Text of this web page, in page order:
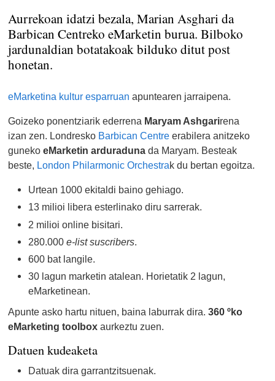
Aurrekoan idatzi bezala, Marian Asghari da
Barbican Centreko eMarketin burua. Bilboko
jardunaldian botatakoak bilduko ditut post
honetan.
eMarketina kultur esparruan apuntearen jarraipena.
Goizeko ponentziarik ederrena Maryam Ashgarirena
izan zen. Londresko Barbican Centre erabilera anitzeko
gunekoeMarketin arduraduna da Maryam. Besteak
beste, London Philarmonic Orchestrak du bertan egoitza.
Urtean 1000 ekitaldi baino gehiago.
13 milioi libera esterlinako diru sarrerak.
2 milioi online bisitari.
280.000 e-list suscribers.
600 bat langile.
30 lagun marketin atalean. Horietatik 2 lagun,
eMarketinean.
Apunte asko hartu nituen, baina laburrak dira. 360 ºko
eMarketing toolbox aurkeztu zuen.
Datuen kudeaketa
Datuak dira garrantzitsuenak.